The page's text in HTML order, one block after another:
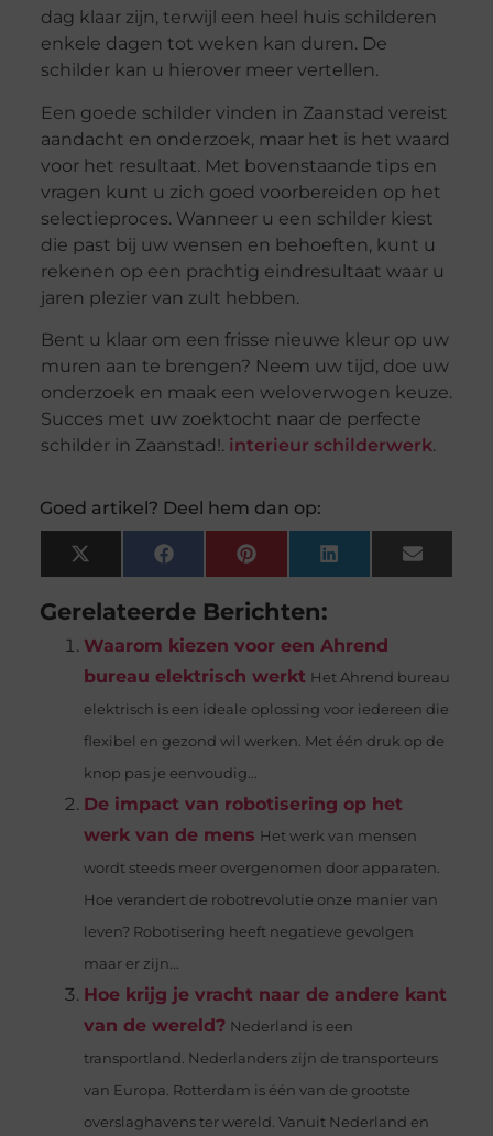
dag klaar zijn, terwijl een heel huis schilderen
enkele dagen tot weken kan duren. De
schilder kan u hierover meer vertellen.
Een goede schilder vinden in Zaanstad vereist
aandacht en onderzoek, maar het is het waard
voor het resultaat. Met bovenstaande tips en
vragen kunt u zich goed voorbereiden op het
selectieproces. Wanneer u een schilder kiest
die past bij uw wensen en behoeften, kunt u
rekenen op een prachtig eindresultaat waar u
jaren plezier van zult hebben.
Bent u klaar om een frisse nieuwe kleur op uw
muren aan te brengen? Neem uw tijd, doe uw
onderzoek en maak een weloverwogen keuze.
Succes met uw zoektocht naar de perfecte
schilder in Zaanstad!. interieur schilderwerk.
Goed artikel? Deel hem dan op:
X
(Twitter)
FacebookPinterestLinkedInEmail
Gerelateerde Berichten:
Waarom kiezen voor een Ahrend
bureau elektrisch werkt Het Ahrend bureau
elektrisch is een ideale oplossing voor iedereen die
flexibel en gezond wil werken. Met één druk op de
knop pas je eenvoudig...
De impact van robotisering op het
werk van de mens Het werk van mensen
wordt steeds meer overgenomen door apparaten.
Hoe verandert de robotrevolutie onze manier van
leven? Robotisering heeft negatieve gevolgen
maar er zijn...
Hoe krijg je vracht naar de andere kant
van de wereld? Nederland is een
transportland. Nederlanders zijn de transporteurs
van Europa. Rotterdam is één van de grootste
overslaghavens ter wereld. Vanuit Nederland en